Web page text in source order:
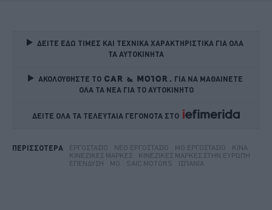
ΔΕΙΤΕ ΕΔΩ ΤΙΜΕΣ ΚΑΙ ΤΕΧΝΙΚΑ ΧΑΡΑΚΤΗΡΙΣΤΙΚΑ ΓΙΑ ΟΛΑ
ΤΑ ΑΥΤΟΚΙΝΗΤΑ
ΑΚΟΛΟΥΘΗΣΤΕ ΤΟ
ΓΙΑ ΝΑ ΜΑΘΑΙΝΕΤΕ
ΟΛΑ ΤΑ ΝΕΑ ΓΙΑ ΤΟ ΑΥΤΟΚΙΝΗΤΟ
ΔΕΙΤΕ ΟΛΑ ΤΑ ΤΕΛΕΥΤΑΙΑ ΓΕΓΟΝΟΤΑ ΣΤΟ
ΠΕΡΙΣΣΟΤΕΡΑ ΕΡΓΟΣΤΆΣΙΟ ΝΈΟ ΕΡΓΟΣΤΆΣΙΟ MG ΕΡΓΟΣΤΆΣΙΟ
ΚΊΝΑ
ΚΙΝΕΖΙΚΈΣ ΜΆΡΚΕΣ
ΚΙΝΈΖΙΚΕΣ ΜΆΡΚΕΣ ΣΤΗΝ ΕΥΡΏΠΗ
ΕΠΈΝΔΥΣΗ
MG SAIC MOTORS ΙΣΠΑΝΊΑ